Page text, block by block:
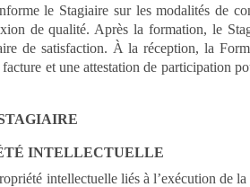
le Stagiaire sur les modalités de
de qualité. Après la formation, le
de satisfaction. À la réception, la
et une attestation de participation
INTELLECTUELLE
intellectuelle liés à l’exécution de